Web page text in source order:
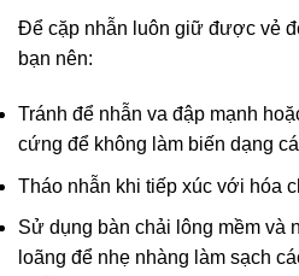
Để cặp nhẫn luôn giữ được vẻ
bạn nên:
Tránh để nhẫn va đập mạnh
cứng để không làm biến dạng
Tháo nhẫn khi tiếp xúc với hóa
Sử dụng bàn chải lông mềm và
loãng để nhẹ nhàng làm sạch